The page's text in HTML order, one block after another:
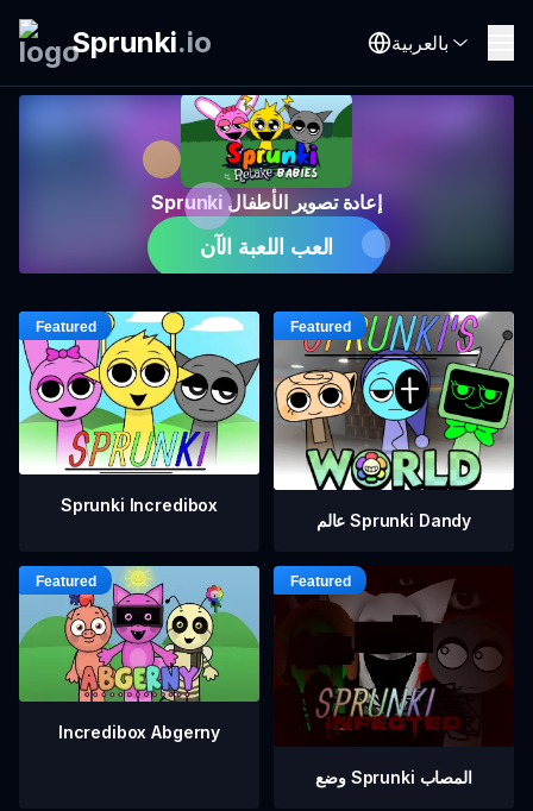
Sprunki.io بالعربية
Sprunki إعادة تصوير الأطفال
العب اللعبة الآن
Sprunki Incredibox
عالم Sprunki Dandy
Incredibox Abgerny
وضع Sprunki المصاب